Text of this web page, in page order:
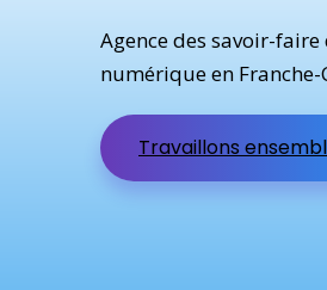
Agence des savoir-faire
numérique en Franche-
Travaillons